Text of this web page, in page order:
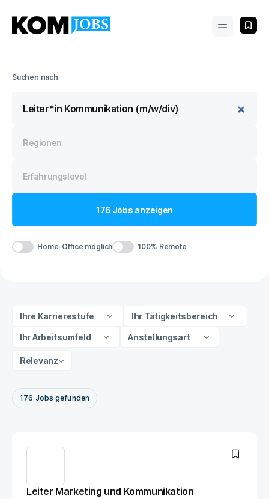
Suchen nach
176 Jobs anzeigen
Home-Office möglich 100% Remote
Ihre Karrierestufe Ihr Tätigkeitsbereich
Ihr Arbeitsumfeld Anstellungsart
Relevanz
176 Jobs gefunden
Leiter Marketing und Kommunikation